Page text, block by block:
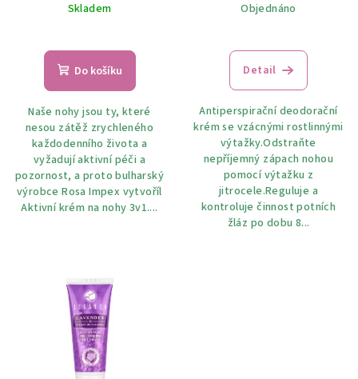
Skladem
Do košíku
Naše nohy jsou ty, které
nesou zátěž zrychleného
každodenního života a
vyžadují aktivní péči a
pozornost, a proto bulharský
výrobce Rosa Impex vytvoříl
Aktivní krém na nohy 3v1....
Objednáno
Detail
Antiperspirační deodorační
krém se vzácnými rostlinnými
výtažky.Odstraňte
nepříjemný zápach nohou
pomocí výtažku z
jitrocele.Reguluje a
kontroluje činnost potních
žláz po dobu 8...